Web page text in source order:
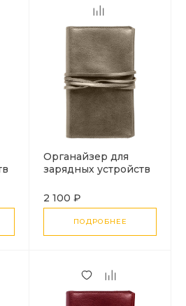
Органайзер для
зарядных устройств
2 100 ₽
ПОДРОБНЕЕ